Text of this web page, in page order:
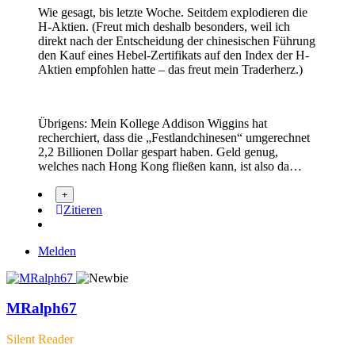
Wie gesagt, bis letzte Woche. Seitdem explodieren die
H-Aktien. (Freut mich deshalb besonders, weil ich
direkt nach der Entscheidung der chinesischen Führung
den Kauf eines Hebel-Zertifikats auf den Index der H-
Aktien empfohlen hatte – das freut mein Traderherz.)
Übrigens: Mein Kollege Addison Wiggins hat
recherchiert, dass die „Festlandchinesen“ umgerechnet
2,2 Billionen Dollar gespart haben. Geld genug,
welches nach Hong Kong fließen kann, ist also da…
Zitieren
Melden
MRalph67
Silent Reader